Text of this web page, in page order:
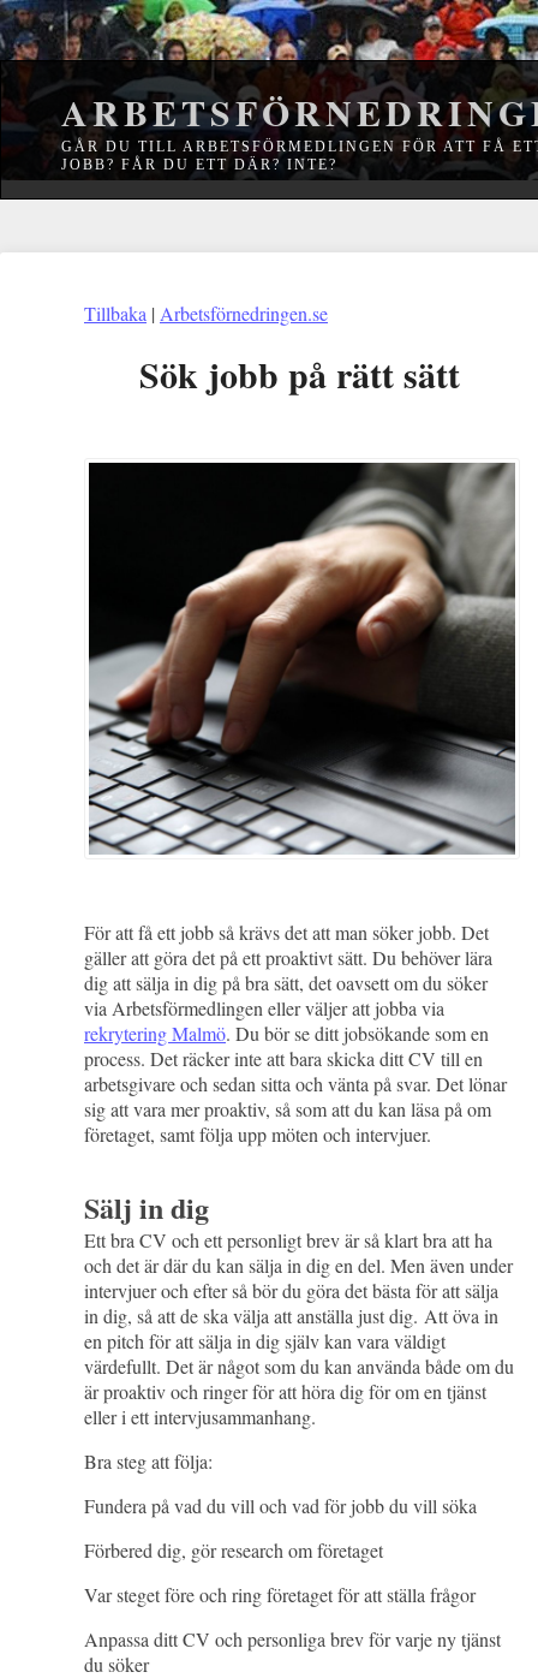
GÅR DU TILL ARBETSFÖRMEDLINGEN FÖR ATT FÅ
JOBB? FÅR DU ETT DÄR? INTE?
Tillbaka | Arbetsförnedringen.se
Sök jobb på rätt sätt
För att få ett jobb så krävs det att man söker jobb. Det
gäller att göra det på ett proaktivt sätt. Du behöver lära
dig att sälja in dig på bra sätt, det oavsett om du söker
via Arbetsförmedlingen eller väljer att jobba via
rekrytering Malmö. Du bör se ditt jobsökande som en
process. Det räcker inte att bara skicka ditt CV till en
arbetsgivare och sedan sitta och vänta på svar. Det lönar
sig att vara mer proaktiv, så som att du kan läsa på om
företaget, samt följa upp möten och intervjuer.
Sälj in dig
Ett bra CV och ett personligt brev är så klart bra att ha
och det är där du kan sälja in dig en del. Men även under
intervjuer och efter så bör du göra det bästa för att sälja
in dig, så att de ska välja att anställa just dig. Att öva in
en pitch för att sälja in dig själv kan vara väldigt
värdefullt. Det är något som du kan använda både om du
är proaktiv och ringer för att höra dig för om en tjänst
eller i ett intervjusammanhang.
Bra steg att följa:
Fundera på vad du vill och vad för jobb du vill söka
Förbered dig, gör research om företaget
Var steget före och ring företaget för att ställa frågor
Anpassa ditt CV och personliga brev för varje ny tjänst
du söker